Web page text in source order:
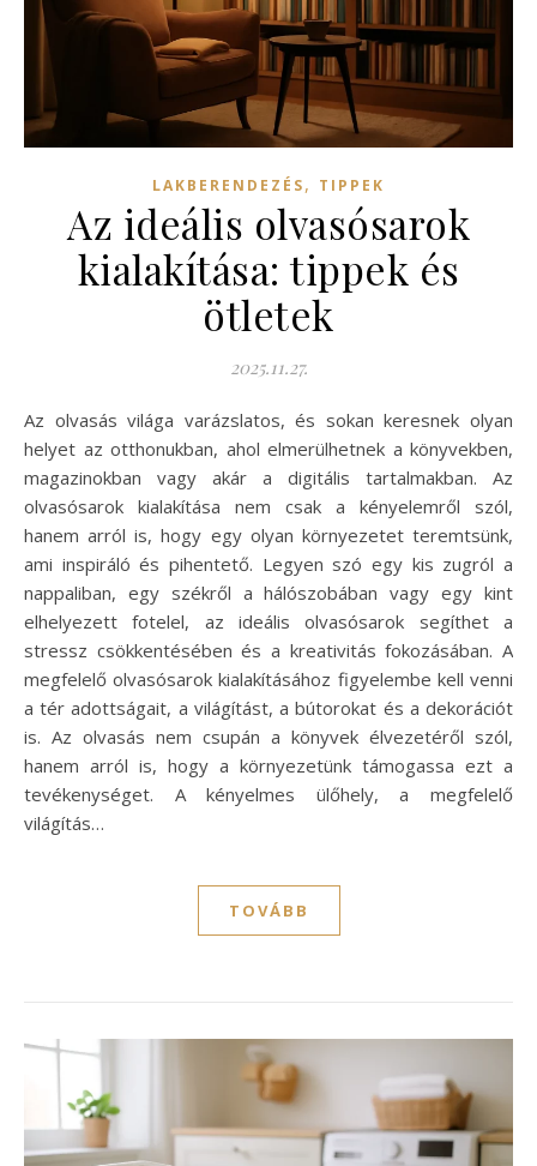
LAKBERENDEZÉS, TIPPEK
Az ideális olvasósarok
kialakítása: tippek és
ötletek
2025.11.27.
Az olvasás világa varázslatos, és sokan keresnek olyan
helyet az otthonukban, ahol elmerülhetnek a könyvekben,
magazinokban vagy akár a digitális tartalmakban. Az
olvasósarok kialakítása nem csak a kényelemről szól,
hanem arról is, hogy egy olyan környezetet teremtsünk,
ami inspiráló és pihentető. Legyen szó egy kis zugról a
nappaliban, egy székről a hálószobában vagy egy kint
elhelyezett fotelel, az ideális olvasósarok segíthet a
stressz csökkentésében és a kreativitás fokozásában. A
megfelelő olvasósarok kialakításához figyelembe kell venni
a tér adottságait, a világítást, a bútorokat és a dekorációt
is. Az olvasás nem csupán a könyvek élvezetéről szól,
hanem arról is, hogy a környezetünk támogassa ezt a
tevékenységet. A kényelmes ülőhely, a megfelelő
világítás…
TOVÁBB